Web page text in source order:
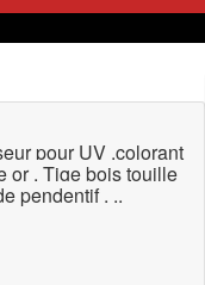
pour UV .colorant
or . Tige bois touille
pendentif . ..